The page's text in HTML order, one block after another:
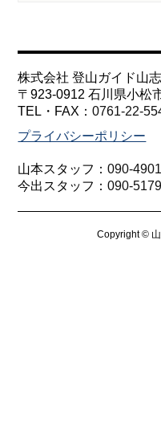
株式会社 登山ガイド山
〒923-0912 石川県小松
TEL・FAX：0761-22-
プライバシーポリシー
山本スタッフ：090-
今出スタッフ：090-
Copyright ©